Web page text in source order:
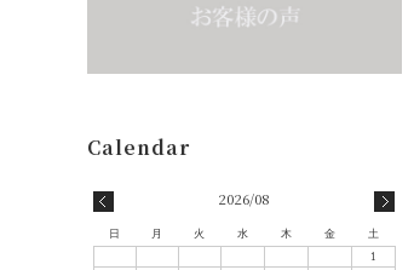
2026/08
日 月 火 水 木 金
土
1